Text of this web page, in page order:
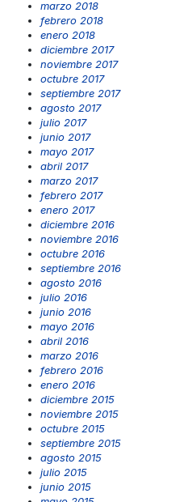
marzo 2018
febrero 2018
enero 2018
diciembre 2017
noviembre 2017
octubre 2017
septiembre 2017
agosto 2017
julio 2017
junio 2017
mayo 2017
abril 2017
marzo 2017
febrero 2017
enero 2017
diciembre 2016
noviembre 2016
octubre 2016
septiembre 2016
agosto 2016
julio 2016
junio 2016
mayo 2016
abril 2016
marzo 2016
febrero 2016
enero 2016
diciembre 2015
noviembre 2015
octubre 2015
septiembre 2015
agosto 2015
julio 2015
junio 2015